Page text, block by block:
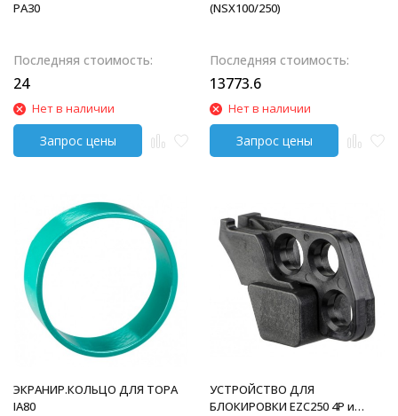
PA30
Последняя стоимость:
24
Нет в наличии
(NSX100/250)
Последняя стоимость:
13773.6
Нет в наличии
ЭКРАНИР.КОЛЬЦО ДЛЯ ТОРА
IA80
УСТРОЙСТВО ДЛЯ
БЛОКИРОВКИ EZC250 4P и